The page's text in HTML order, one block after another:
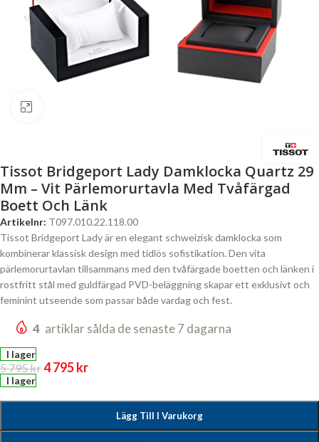
Tissot Bridgeport Lady Damklocka Quartz 29
Mm – Vit Pärlemorurtavla Med Tvåfärgad
Boett Och Länk
Artikelnr: T097.010.22.118.00
Tissot Bridgeport Lady är en elegant schweizisk damklocka som
kombinerar klassisk design med tidlös sofistikation. Den vita
pärlemorurtavlan tillsammans med den tvåfärgade boetten och länken i
rostfritt stål med guldfärgad PVD-beläggning skapar ett exklusivt och
feminint utseende som passar både vardag och fest.
4 artiklar sålda de senaste 7 dagarna
I lager
5 795kr4 795kr
I lager
Lägg Till I Varukorg